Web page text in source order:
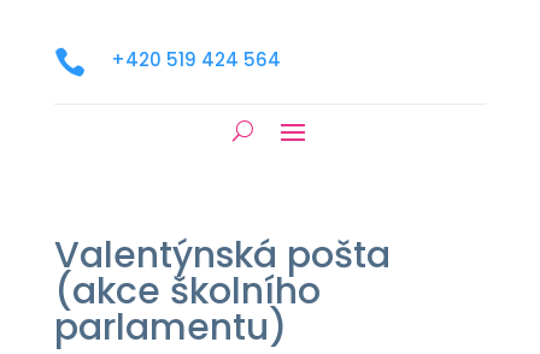
 +420 519 424 564
Valentýnská pošta
(akce školního
parlamentu)